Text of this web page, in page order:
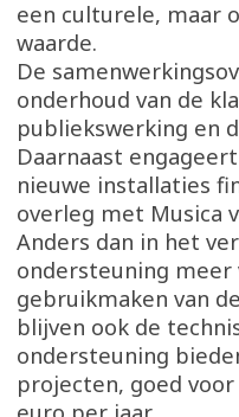
een culturele, maar
waarde.
De
onderhoud van de
publiekswerking en
Daarnaast
nieuwe installaties
overleg met Musica
Anders dan in het
ondersteuning meer
gebruikmaken van
blijven ook de
ondersteuning
projecten, goed